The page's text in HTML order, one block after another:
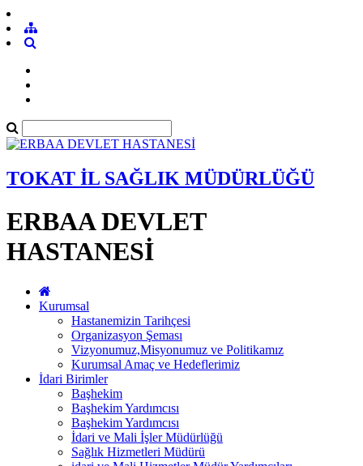
TOKAT İL SAĞLIK MÜDÜRLÜĞÜ
ERBAA DEVLET
HASTANESİ
Kurumsal
Hastanemizin Tarihçesi
Organizasyon Şeması
Vizyonumuz,Misyonumuz ve Politikamız
Kurumsal Amaç ve Hedeflerimiz
İdari Birimler
Başhekim
Başhekim Yardımcısı
Başhekim Yardımcısı
İdari ve Mali İşler Müdürlüğü
Sağlık Hizmetleri Müdürü